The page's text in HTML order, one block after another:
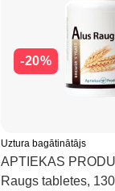
-20%
Uztura bagātinātājs
APTIEKAS
Raugs tabletes,